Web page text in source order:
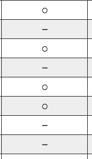
○
－
○
－
○
○
－
－